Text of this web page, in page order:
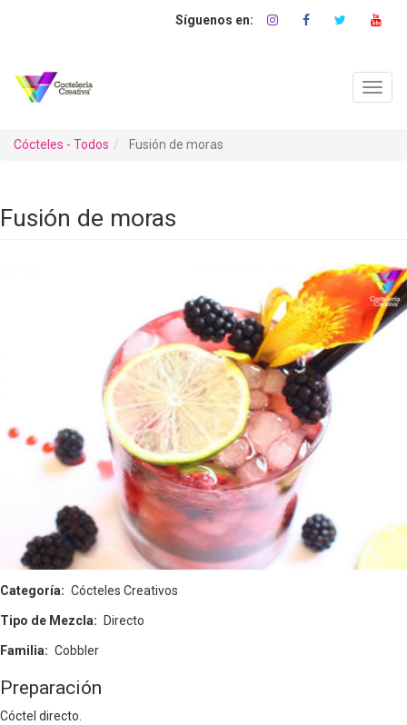
Cócteles - Todos Fusión de moras
Fusión de moras
Categoría Cócteles Creativos
Tipo de Mezcla Directo
Familia Cobbler
Preparación
Cóctel directo.